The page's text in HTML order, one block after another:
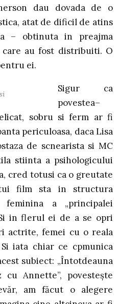
dau dovada de o
atat de dificil de atins
– obtinuta in preajma
au fost distribuiti. O
ei.
Sigur ca
povestea–
sobru si ferm ar fi
periculoasa, daca Lisa
de scnearista si MC
stiinta a psihologicului
cred totusi ca o greutate
film sta in structura
a „principalei
in flerul ei de a se opri
actrite, femei cu o reala
iata chiar ce cpmunica
subiect: „Întotdeauna
Annette”, povesteşte
am făcut o alegere